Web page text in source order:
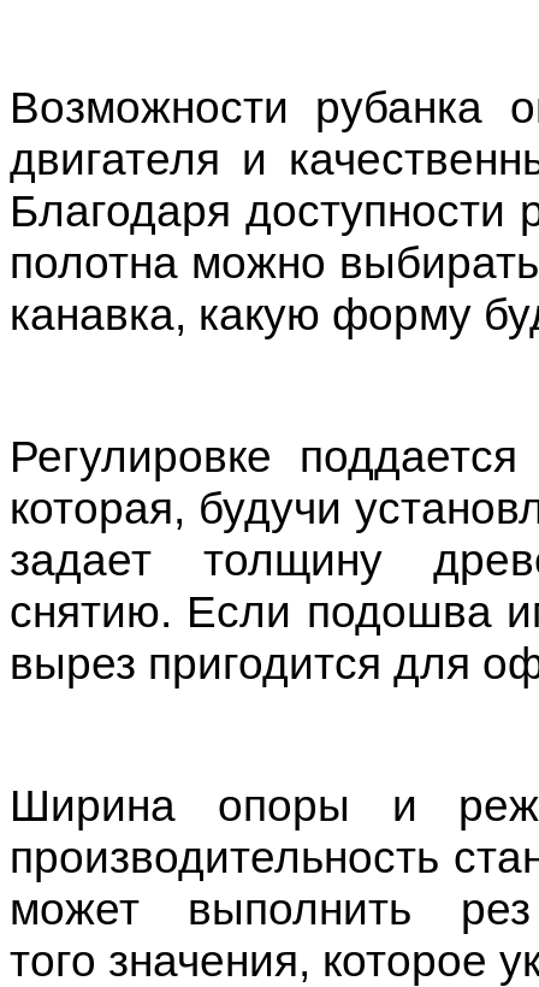
Возможности рубанка
двигателя и
Благодаря
полотна можно
канавка, какую форму
Регулировке
которая, будучи
задает толщину
снятию. Если подошва
вырез пригодится для
Ширина опоры и
производительность
может выполнить
того значения, которое